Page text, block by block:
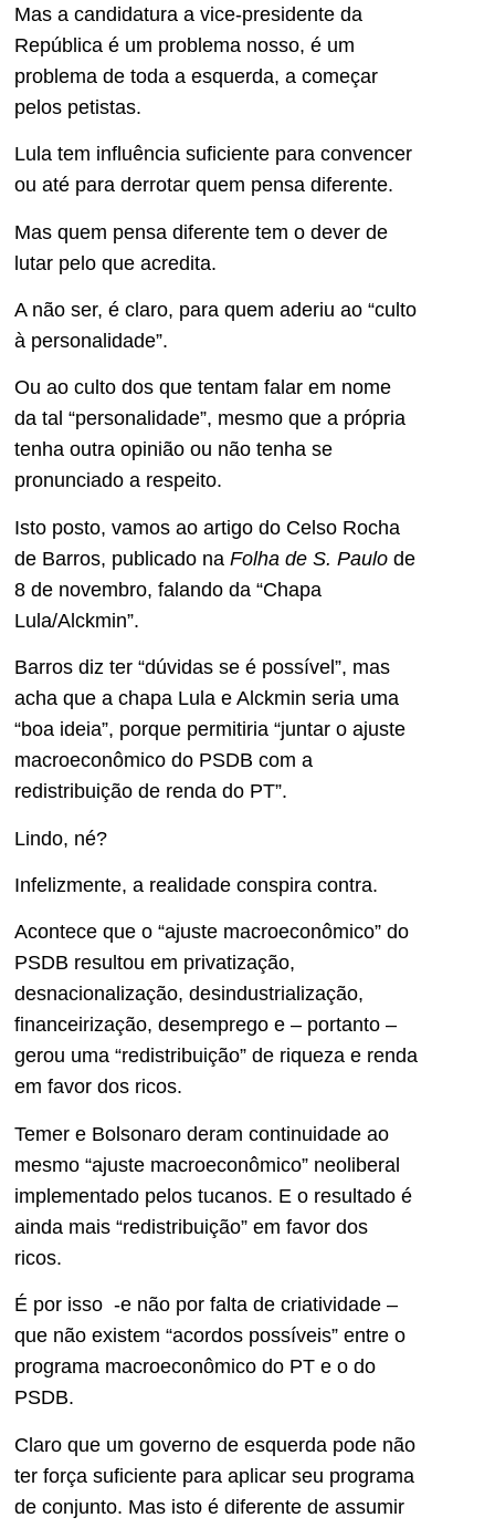
Mas a candidatura a vice-presidente da
República é um problema nosso, é um
problema de toda a esquerda, a começar
pelos petistas.
Lula tem influência suficiente para convencer
ou até para derrotar quem pensa diferente.
Mas quem pensa diferente tem o dever de
lutar pelo que acredita.
A não ser, é claro, para quem aderiu ao “culto
à personalidade”.
Ou ao culto dos que tentam falar em nome
da tal “personalidade”, mesmo que a própria
tenha outra opinião ou não tenha se
pronunciado a respeito.
Isto posto, vamos ao artigo do Celso Rocha
de Barros, publicado na Folha de S. Paulo de
8 de novembro, falando da “Chapa
Lula/Alckmin”.
Barros diz ter “dúvidas se é possível”, mas
acha que a chapa Lula e Alckmin seria uma
“boa ideia”, porque permitiria “juntar o ajuste
macroeconômico do PSDB com a
redistribuição de renda do PT”.
Lindo, né?
Infelizmente, a realidade conspira contra.
Acontece que o “ajuste macroeconômico” do
PSDB resultou em privatização,
desnacionalização, desindustrialização,
financeirização, desemprego e – portanto –
gerou uma “redistribuição” de riqueza e renda
em favor dos ricos.
Temer e Bolsonaro deram continuidade ao
mesmo “ajuste macroeconômico” neoliberal
implementado pelos tucanos. E o resultado é
ainda mais “redistribuição” em favor dos
ricos.
É por isso -e não por falta de criatividade –
que não existem “acordos possíveis” entre o
programa macroeconômico do PT e o do
PSDB.
Claro que um governo de esquerda pode não
ter força suficiente para aplicar seu programa
de conjunto. Mas isto é diferente de assumir